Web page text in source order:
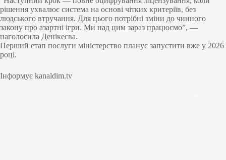
рішення ухвалює система на основі чітких критеріїв, без
людського втручання. Для цього потрібні зміни до чинного
закону про азартні ігри. Ми над цим зараз працюємо”, —
наголосила Денікеєва.
Перший етап послуги міністерство планує запустити вже у 2026
році.
Інформує kanaldim.tv